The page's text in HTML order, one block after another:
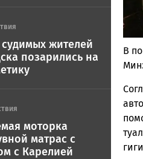
жителей
позарились на
моторка
матрас с
с Карелией
В